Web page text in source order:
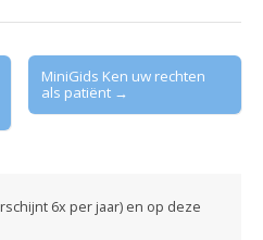
MiniGids Ken uw rechten
als patiënt →
6x per jaar) en op deze